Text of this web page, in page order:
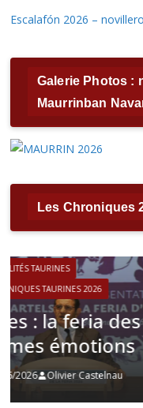
Escalafón 2026 –
Galerie Photos :
Maurrinban
Les Chroniques
ACTUALITÉS TAURINES
CHRONIQUES TAURINES
Víctor
courage
13/06/2026 Tertulias